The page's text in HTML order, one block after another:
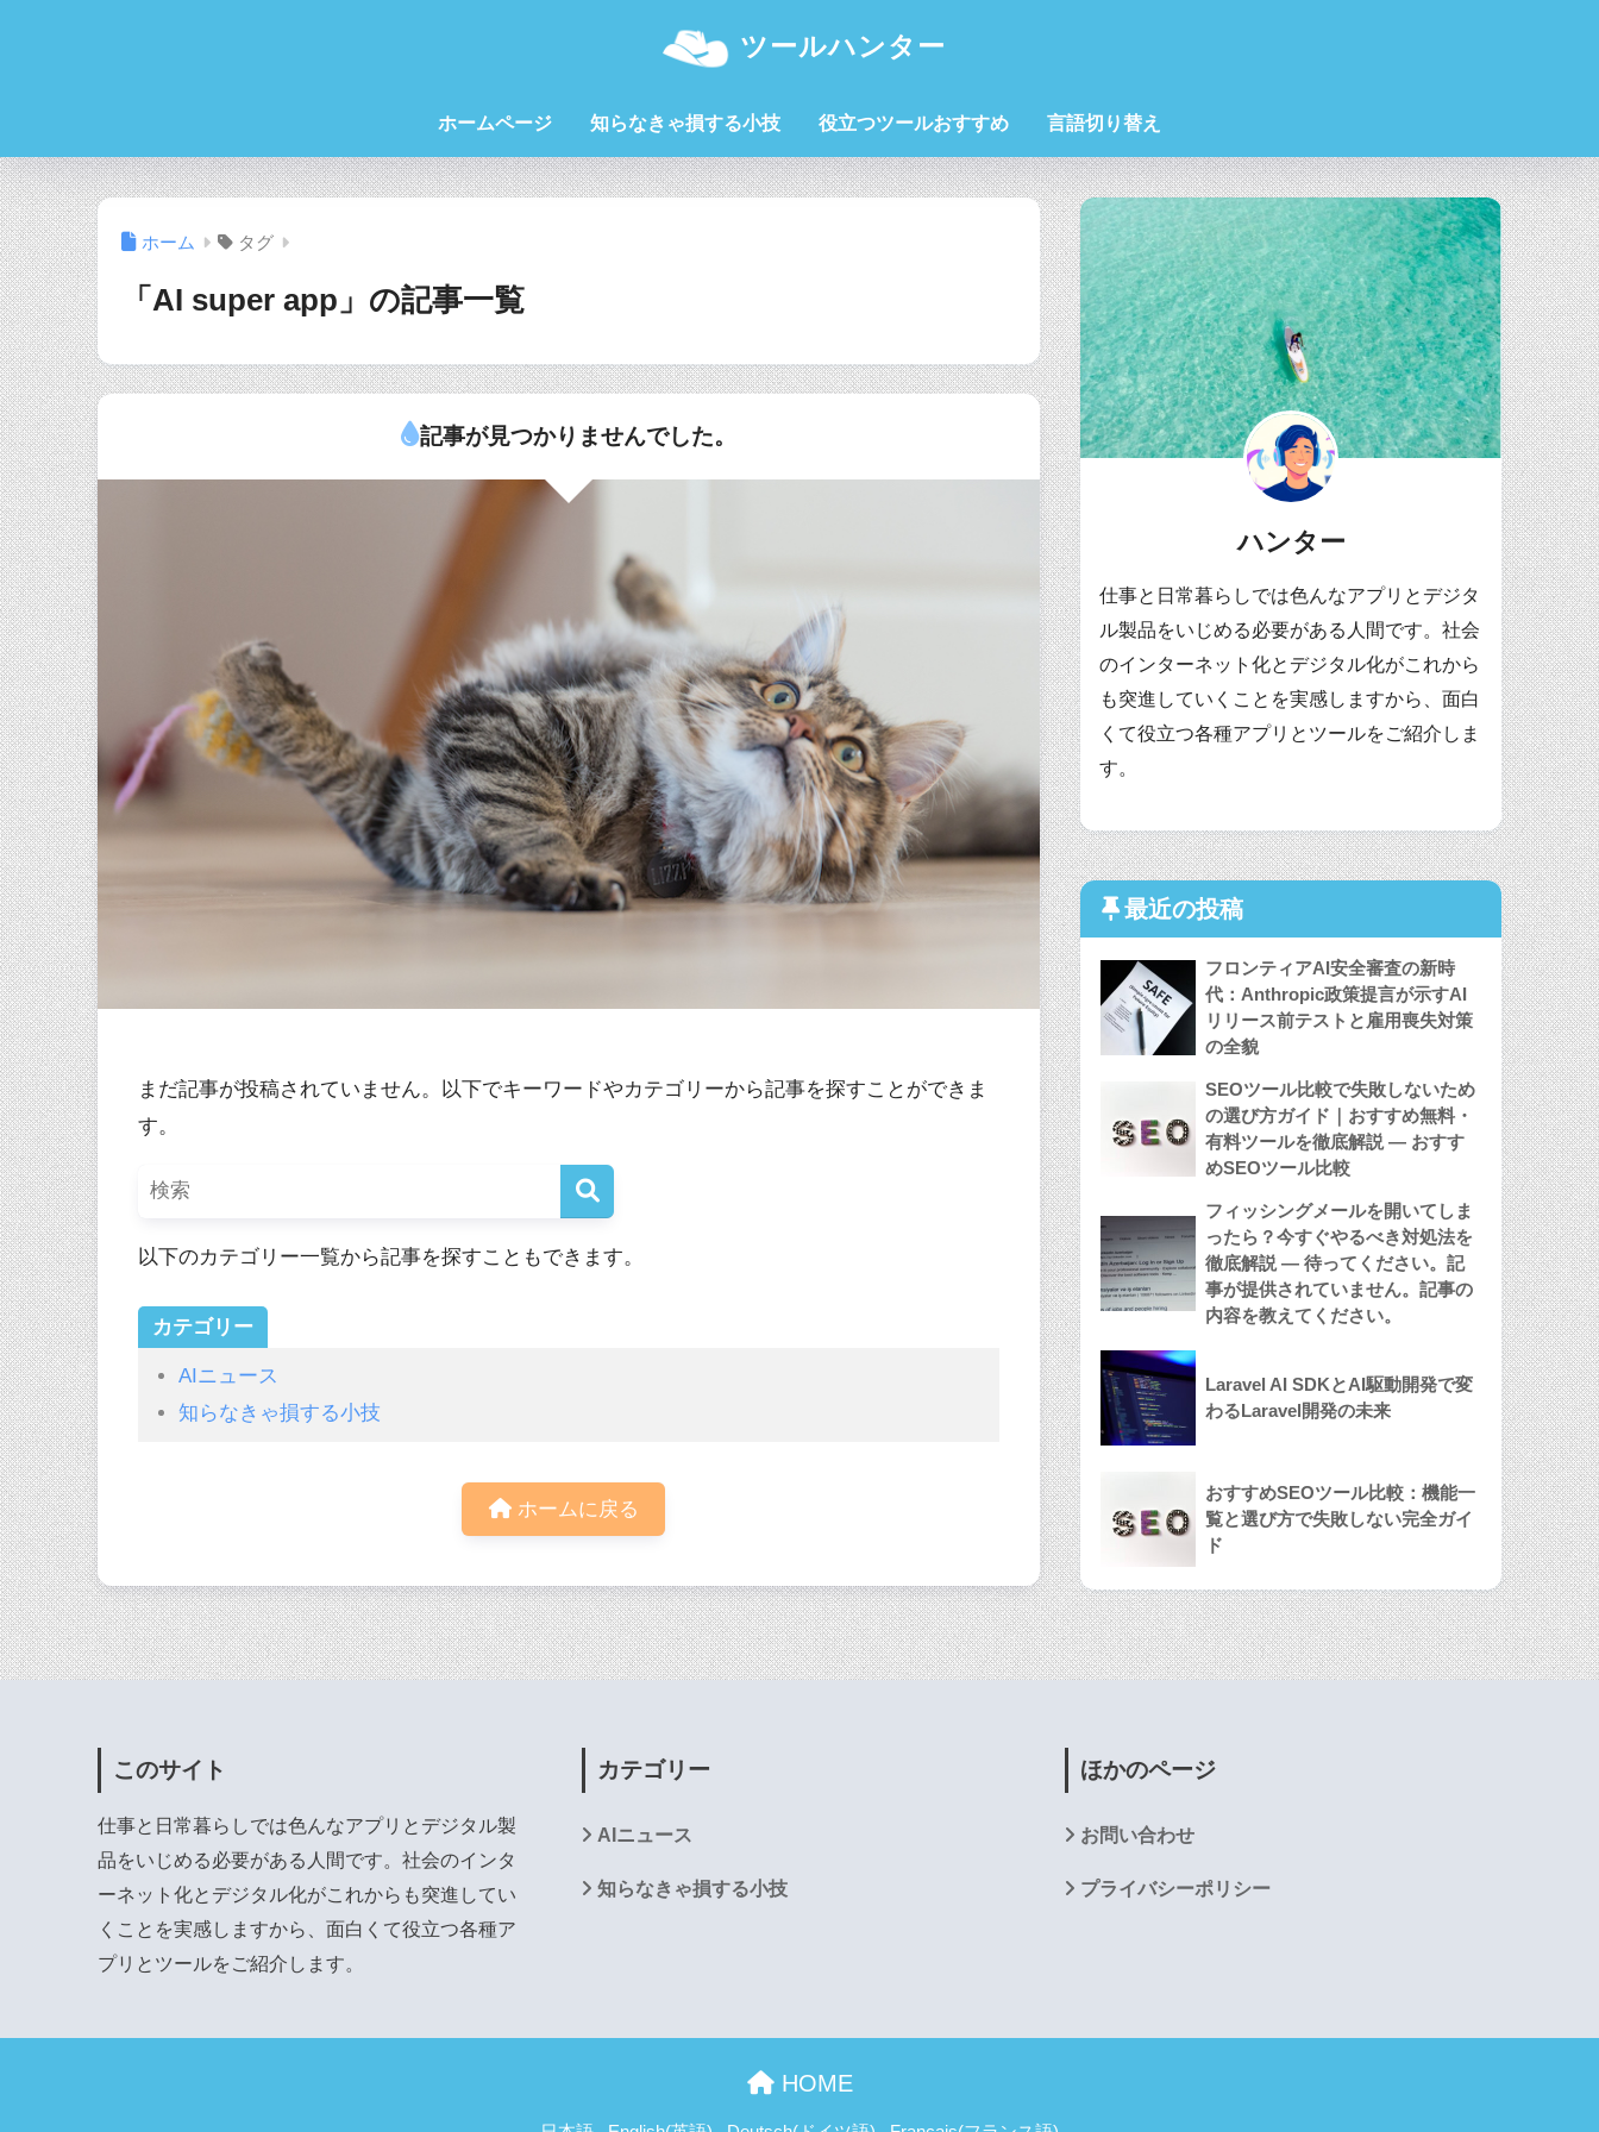
ツールハンター
ホームページ 知らなきゃ損する小技 役立つツールおすすめ 言語切り替え
ホーム タグ
「AI super app」の記事一覧
記事が見つかりませんでした。
まだ記事が投稿されていません。以下でキーワードやカテゴリーから記事を探すことができま
す。
以下のカテゴリー一覧から記事を探すこともできます。
カテゴリー
AIニュース
知らなきゃ損する小技
ホームに戻る
ハンター
仕事と日常暮らしでは色んなアプリとデジタ
ル製品をいじめる必要がある人間です。社会
のインターネット化とデジタル化がこれから
も突進していくことを実感しますから、面白
くて役立つ各種アプリとツールをご紹介しま
す。
最近の投稿
フロンティアAI安全審査の新時
代：Anthropic政策提言が示すAI
リリース前テストと雇用喪失対策
の全貌
SEOツール比較で失敗しないため
の選び方ガイド｜おすすめ無料・
有料ツールを徹底解説 — おすす
めSEOツール比較
フィッシングメールを開いてしま
ったら？今すぐやるべき対処法を
徹底解説 — 待ってください。記
事が提供されていません。記事の
内容を教えてください。
Laravel AI SDKとAI駆動開発で変
わるLaravel開発の未来
おすすめSEOツール比較：機能一
覧と選び方で失敗しない完全ガイ
ド
このサイト
仕事と日常暮らしでは色んなアプリとデジタル製
品をいじめる必要がある人間です。社会のインタ
ーネット化とデジタル化がこれからも突進してい
くことを実感しますから、面白くて役立つ各種ア
プリとツールをご紹介します。
カテゴリー
AIニュース
知らなきゃ損する小技
ほかのページ
お問い合わせ
プライバシーポリシー
HOME